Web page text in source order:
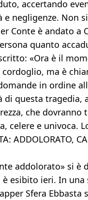
accertando
e negligenze. Non
Conte è andato a
quanto
«Ora è il
ma è
in ordine
di questa tragedia,
che dovranno
celere e univoca.
ADDOLORATO,
addolorato» si è
è esibito ieri. In una
Sfera Ebbasta